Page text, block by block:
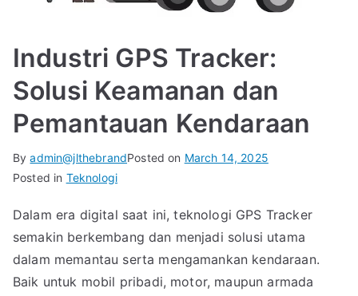
Industri GPS Tracker:
Solusi Keamanan dan
Pemantauan Kendaraan
Byadmin@jlthebrandPosted on March 14, 2025
Posted in Teknologi
Dalam era digital saat ini, teknologi GPS Tracker
semakin berkembang dan menjadi solusi utama
dalam memantau serta mengamankan kendaraan.
Baik untuk mobil pribadi, motor, maupun armada